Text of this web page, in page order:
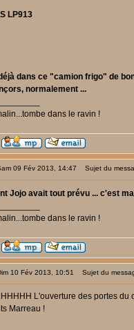
LP913
dans ce "camion frigo" de
normalement ...
dans le ravin !
09 Fév 2013, 14:47 Sujet du
Jojo avait tout prévu ... c'est
dans le ravin !
10 Fév 2013, 10:51 Sujet du
L'ouverture des portes du
Marreau !